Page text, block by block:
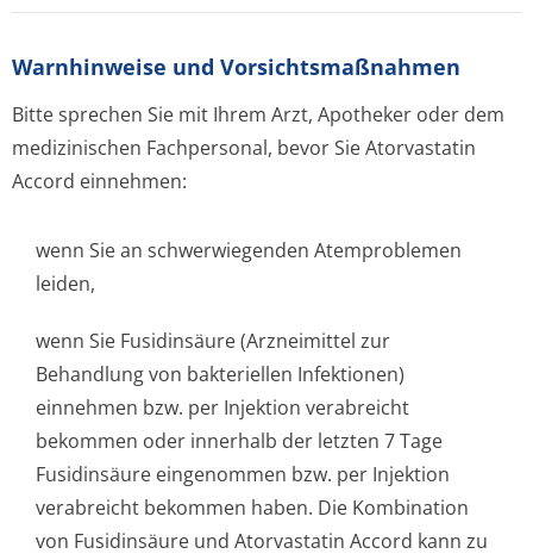
Warnhinweise und Vorsichtsmaßnahmen
Bitte sprechen Sie mit Ihrem Arzt, Apotheker oder dem
medizinischen Fachpersonal, bevor Sie Atorvastatin
Accord einnehmen:
wenn Sie an schwerwiegenden Atemproblemen
leiden,
wenn Sie Fusidinsäure (Arzneimittel zur
Behandlung von bakteriellen Infektionen)
einnehmen bzw. per Injektion verabreicht
bekommen oder innerhalb der letzten 7 Tage
Fusidinsäure eingenommen bzw. per Injektion
verabreicht bekommen haben. Die Kombination
von Fusidinsäure und Atorvastatin Accord kann zu